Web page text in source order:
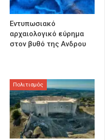
Εντυπωσιακό
αρχαιολογικό εύρημα
στον βυθό της Ανδρου
Πολιτισμός